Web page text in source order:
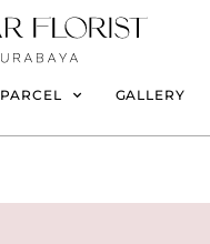
PARCEL GALLERY